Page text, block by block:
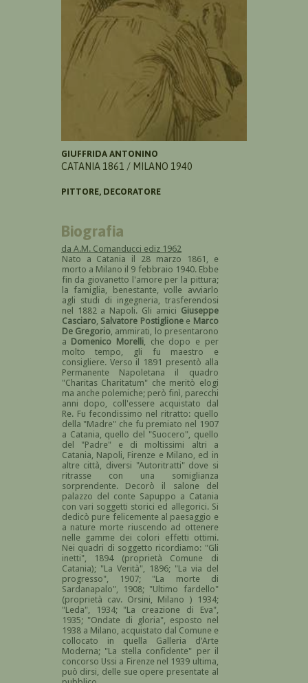
GIUFFRIDA ANTONINO
CATANIA 1861 / MILANO 1940
PITTORE, DECORATORE
Biografia
da A.M. Comanducci ediz 1962
Nato a Catania il 28 marzo 1861, e
morto a Milano il 9 febbraio 1940. Ebbe
fin da giovanetto l'amore per la pittura;
la famiglia, benestante, volle avviarlo
agli studi di ingegneria, trasferendosi
nel 1882 a Napoli. Gli amici Giuseppe
Casciaro, Salvatore Postiglionee Marco
De Gregorio, ammirati, lo presentarono
a Domenico Morelli, che dopo e per
molto tempo, gli fu maestro e
consigliere. Verso il 1891 presentò alla
Permanente Napoletana il quadro
"Charitas Charitatum" che meritò elogi
ma anche polemiche; però finì, parecchi
anni dopo, coll'essere acquistato dal
Re. Fu fecondissimo nel ritratto: quello
della "Madre" che fu premiato nel 1907
a Catania, quello del "Suocero", quello
del "Padre" e di moltissimi altri a
Catania, Napoli, Firenze e Milano, ed in
altre città, diversi "Autoritratti" dove si
ritrasse con una somiglianza
sorprendente. Decorò il salone del
palazzo del conte Sapuppo a Catania
con vari soggetti storici ed allegorici. Si
dedicò pure felicemente al paesaggio e
a nature morte riuscendo ad ottenere
nelle gamme dei colori effetti ottimi.
Nei quadri di soggetto ricordiamo: "Gli
inetti", 1894 (proprietà Comune di
Catania); "La Verità", 1896; "La via del
progresso", 1907; "La morte di
Sardanapalo", 1908; "Ultimo fardello"
(proprietà cav. Orsini, Milano ) 1934;
"Leda", 1934; "La creazione di Eva",
1935; "Ondate di gloria", esposto nel
1938 a Milano, acquistato dal Comune e
collocato in quella Galleria d'Arte
Moderna; "La stella confidente" per il
concorso Ussi a Firenze nel 1939 ultima,
può dirsi, delle sue opere presentate al